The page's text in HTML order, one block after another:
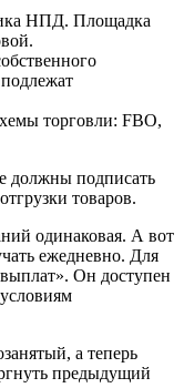
НПД. Площадка
торговли: FBO,
должны подписать
товаров.
одинаковая. А вот
ежедневно. Для
Он доступен
а теперь
предыдущий